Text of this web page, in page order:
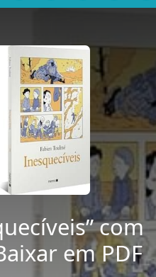
com
em PDF